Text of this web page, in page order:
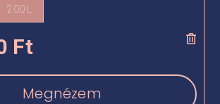
200 L
Ft
Megnézem